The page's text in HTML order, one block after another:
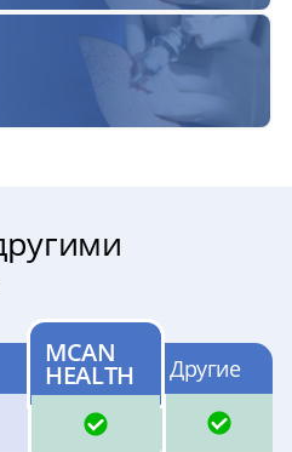
MCAN
HEALTH Другие
ДА